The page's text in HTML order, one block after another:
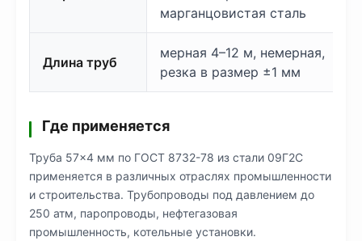
марганцовистая сталь
Длина труб
мерная 4–12 м, немерная,
резка в размер ±1 мм
Где применяется
Труба 57×4 мм по ГОСТ 8732-78 из стали 09Г2С
применяется в различных отраслях промышленности
и строительства. Трубопроводы под давлением до
250 атм, паропроводы, нефтегазовая
промышленность, котельные установки.